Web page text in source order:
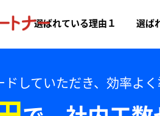
選ばれている理由１ 選ば
ドしていただき、効率よ